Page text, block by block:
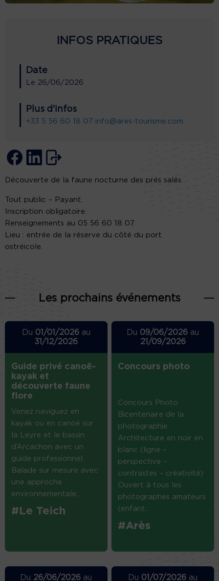
INFOS PRATIQUES
Date
Le 26/06/2026
Plus d'infos
+33 5 56 60 18 07 info@ares-tourisme.com
Découverte de la faune nocturne des prés salés.
Tout public – Payant.
Inscription obligatoire.
Renseignements au 05 56 60 18 07.
Lieu : entrée de la réserve du côté du port
ostréicole.
Les prochains événements
Du 01/01/2026au
31/12/2026
Guide privé canoë-
kayak et
découverte faune
flore
Venez naviguez en
kayak ou en canoë sur
la Leyre et le bassin
d’Arcachon avec un
guide professionnel.
Balade sur mesure avec
une approche
environnementale....
#Le Teich
Du 09/06/2026 au
21/09/2026
Concours photo
Concours Photo
Bicentenaire de la
photographie
Architecture en noir en
blanc (ligne –
perspective –
contrastes – créativité)
Ouvert à tous les
photographes amateurs
(enfant...
#Arès
Du 26/06/2026 au Du 01/07/2026 au